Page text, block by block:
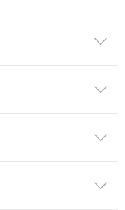
ꄳ
ꄳ
ꄳ
ꄳ